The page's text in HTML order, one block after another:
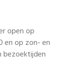
open op
en op zon- en
bezoektijden